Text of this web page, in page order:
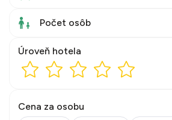
Počet osôb
Úroveň hotela
Cena za osobu